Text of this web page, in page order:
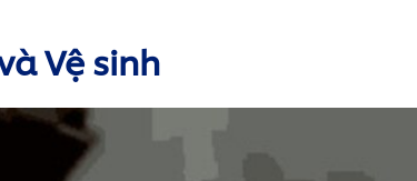
Vệ sinh